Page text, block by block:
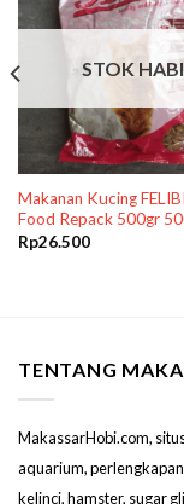
STOK
Makanan Kucing
Food Repack 500gr
Rp26.500
TENTANG
MakassarHobi.com,
aquarium,
kelinci, hamster, sugar